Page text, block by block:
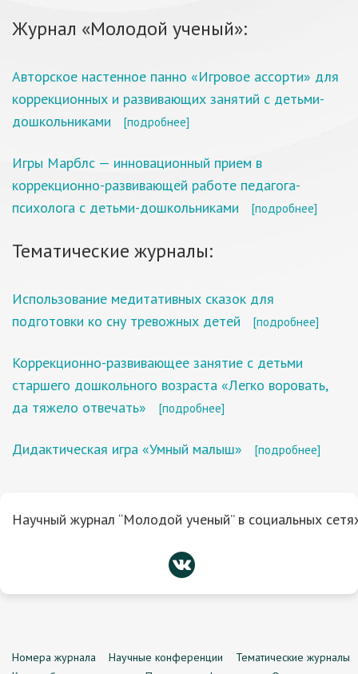
Журнал «Молодой ученый»:
Авторское настенное панно «Игровое ассорти» для
коррекционных и развивающих занятий с детьми-
дошкольниками
[подробнее]
Игры Марблс — инновационный прием в
коррекционно-развивающей работе педагога-
психолога с детьми-дошкольниками
[подробнее]
Тематические журналы:
Использование медитативных сказок для
подготовки ко сну тревожных детей
[подробнее]
Коррекционно-развивающее занятие с детьми
старшего дошкольного возраста «Легко воровать,
да тяжело отвечать»
[подробнее]
Дидактическая игра «Умный малыш» [подробнее]
Научный журнал “Молодой ученый” в социальных
Номера журнала Научные конференции
Тематические журналы